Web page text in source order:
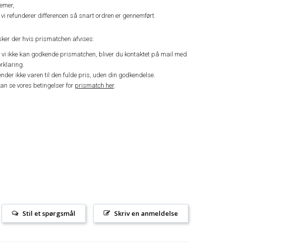
vi refunderer differencen så snart ordren er gennemført.
der hvis prismatchen afvises:
vi ikke kan godkende prismatchen, bliver du kontaktet på mail med
ikke varen til den fulde pris, uden din godkendelse.
se vores betingelser for prismatch her.
Skriv en anmeldelse
Stil et spørgsmål